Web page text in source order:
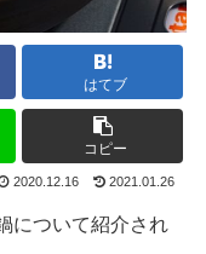
はてブ
コピー
2020.12.16 2021.01.26
について紹介され